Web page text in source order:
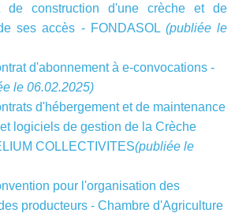
de construction d'une crèche et de
ses accès - FONDASOL (publiée le
d'abonnement à e-convocations -
le 06.02.2025)
d'hébergement et de maintenance
logiciels de gestion de la Crèche
COLLECTIVITES(publiée le
pour l'organisation des
producteurs - Chambre d'Agriculture